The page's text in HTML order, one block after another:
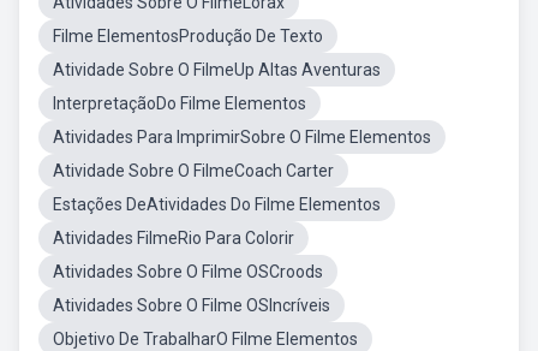
Filme ElementosProdução De Texto
Atividade Sobre O FilmeUp Altas Aventuras
InterpretaçãoDo Filme Elementos
Atividades Para ImprimirSobre O Filme Elementos
Atividade Sobre O FilmeCoach Carter
Estações DeAtividades Do Filme Elementos
Atividades FilmeRio Para Colorir
Atividades Sobre O Filme OSCroods
Atividades Sobre O Filme OSIncríveis
Objetivo De TrabalharO Filme Elementos